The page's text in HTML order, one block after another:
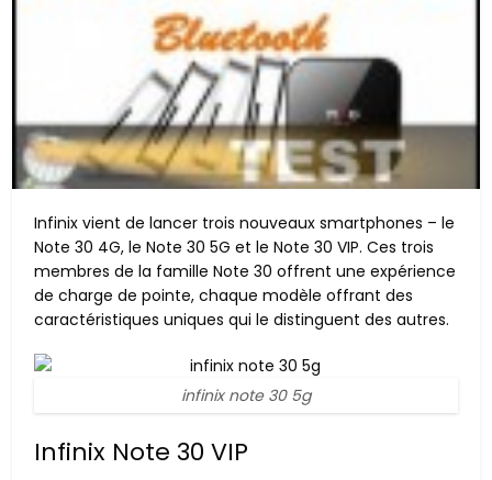
Infinix vient de lancer trois nouveaux smartphones – le
Note 30 4G, le Note 30 5G et le Note 30 VIP. Ces trois
membres de la famille Note 30 offrent une expérience
de charge de pointe, chaque modèle offrant des
caractéristiques uniques qui le distinguent des autres.
infinix note 30 5g
Infinix Note 30 VIP